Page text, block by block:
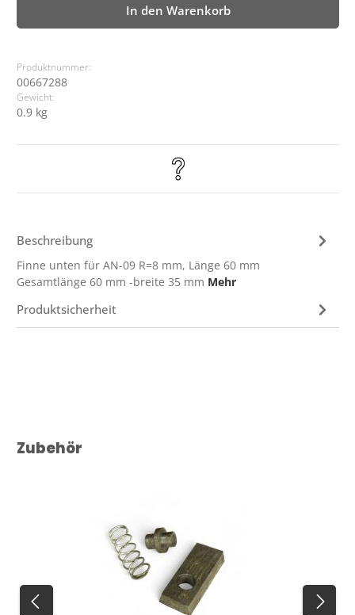
In den Warenkorb
Produktnummer:
00667288
Gewicht:
0.9 kg
Beschreibung
Finne unten für AN-09 R=8 mm, Länge 60 mm
Gesamtlänge 60 mm -breite 35 mm Mehr
Produktsicherheit
Produktgalerie überspringen
Zubehör